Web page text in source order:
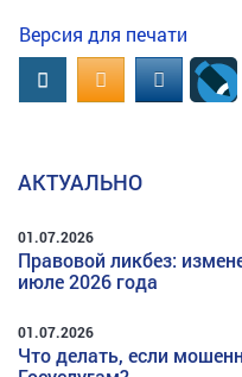
Версия для печати
ВконтактеOK.RUMAIL.RU
АКТУАЛЬНО
01.07.2026
Правовой ликбез:
июле 2026 года
01.07.2026
Что делать, если